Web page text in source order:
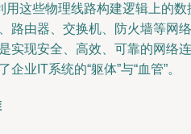
用这些物理线路构建逻辑上的数
路由器、交换机、防火墙等网络
实现安全、高效、可靠的网络连
业IT系统的“躯体”与“血管”。